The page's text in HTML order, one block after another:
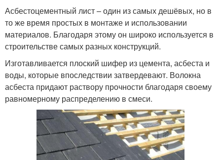
Асбестоцементный лист – один из самых дешёвых, но в
то же время простых в монтаже и использовании
материалов. Благодаря этому он широко используется в
строительстве самых разных конструкций.
Изготавливается плоский шифер из цемента, асбеста и
воды, которые впоследствии затвердевают. Волокна
асбеста придают раствору прочности благодаря своему
равномерному распределению в смеси.